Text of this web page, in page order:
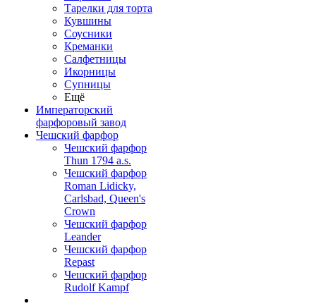
Тарелки для торта
Кувшины
Соусники
Креманки
Салфетницы
Икорницы
Супницы
Ещё
Императорский
фарфоровый завод
Чешский фарфор
Чешский фарфор
Thun 1794 a.s.
Чешский фарфор
Roman Lidicky,
Carlsbad, Queen's
Crown
Чешский фарфор
Leander
Чешский фарфор
Repast
Чешский фарфор
Rudolf Kampf